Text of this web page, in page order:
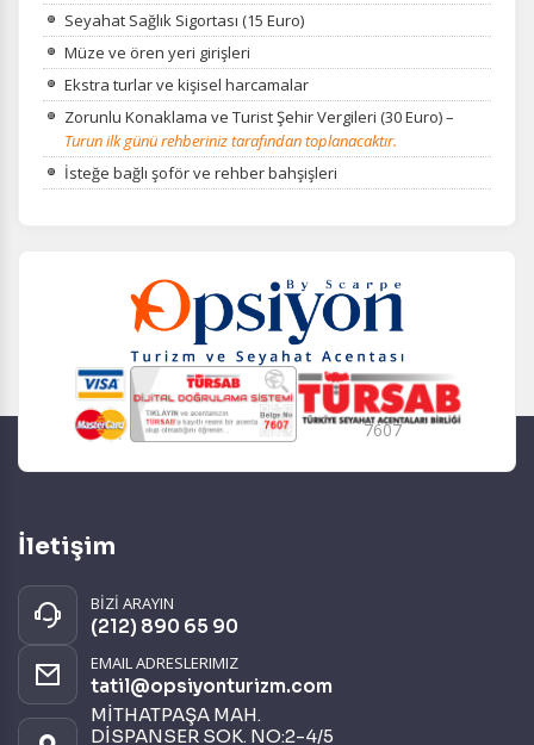
Seyahat Sağlık Sigortası (15 Euro)
Müze ve ören yeri girişleri
Ekstra turlar ve kişisel harcamalar
Zorunlu Konaklama ve Turist Şehir Vergileri (30 Euro) –
Turun ilk günü rehberiniz tarafından toplanacaktır.
İsteğe bağlı şoför ve rehber bahşişleri
7607
İletişim
BİZİ ARAYIN
(212) 890 65 90
EMAIL ADRESLERIMIZ
tatil@opsiyonturizm.com
MİTHATPAŞA MAH.
DİSPANSER SOK. NO:2-4/5